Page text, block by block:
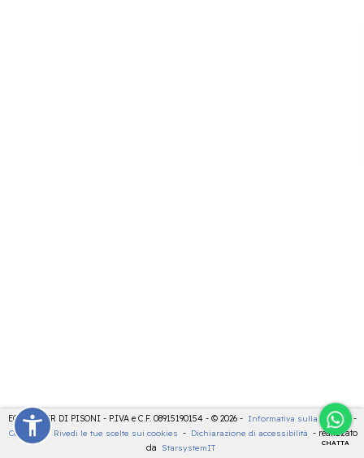
CHATTA
ECOCENTER DI PISONI - P.IVA e C.F. 08915190154 - © 2026 - Informativa sulla privacy
-
Cookies
- Rivedi le tue scelte sui cookies - Dichiarazione di accessibilità - realizzato
da
StarsystemIT